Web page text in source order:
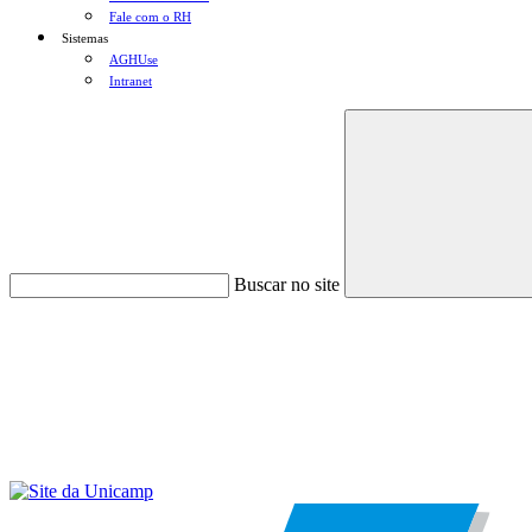
Fale com o RH
Sistemas
AGHUse
Intranet
Buscar no site